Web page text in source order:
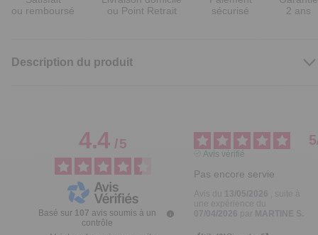
ou remboursé
ou Point Retrait
sécurisé
2 ans
Description du produit
4.4/5
Basé sur 107 avis soumis à un
contrôle
5
Avis vérifié
Pas encore servie
13/05/2026